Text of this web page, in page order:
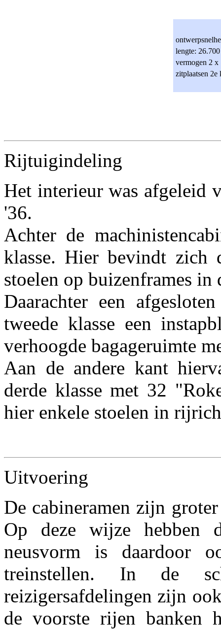
lengte:
vermogen 2 x
zitplaatsen
Rijtuigindeling
Het interieur was afgeleid
'36.
Achter de
klasse. Hier bevindt zich
stoelen op buizenframes
Daarachter een
tweede klasse een
verhoogde bagageruimte
Aan de andere kant
derde klasse met 32
hier enkele stoelen in
Uitvoering
De cabineramen zijn
Op deze wijze hebben
neusvorm is daardoor
treinstellen. In de
reizigersafdelingen zijn
de voorste rijen banken